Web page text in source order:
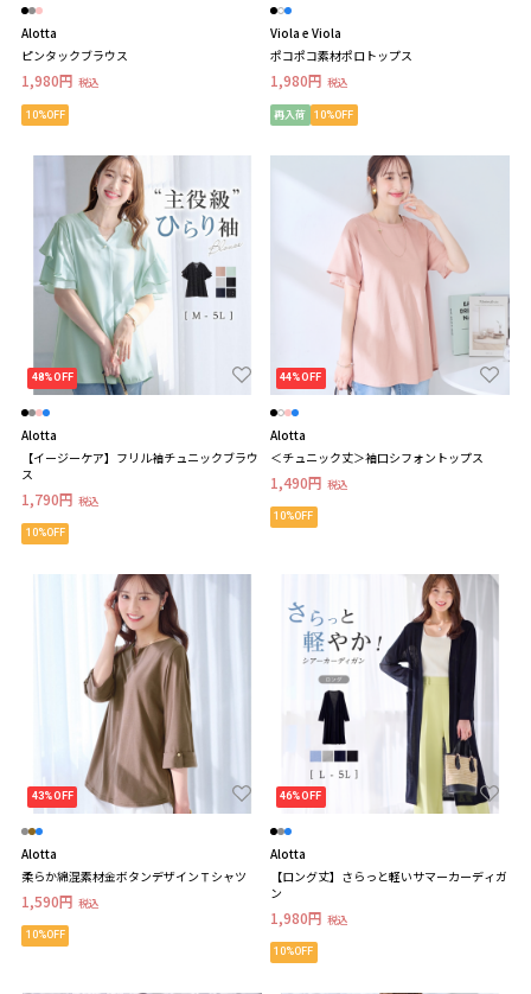
Alotta
ピンタックブラウス
1,980円 税込
10%OFF
Viola e Viola
ポコポコ素材ポロトップス
1,980円 税込
再入荷 10%OFF
48%OFF
Alotta
【イージーケア】フリル袖チュニックブラウ
ス
1,790円 税込
10%OFF
44%OFF
Alotta
＜チュニック丈＞袖口シフォントップス
1,490円 税込
10%OFF
43%OFF
Alotta
柔らか綿混素材金ボタンデザインＴシャツ
1,590円 税込
10%OFF
46%OFF
Alotta
【ロング丈】さらっと軽いサマーカーディガ
ン
1,980円 税込
10%OFF